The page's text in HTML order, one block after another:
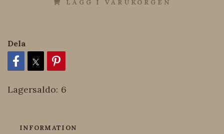
LÄGG I VARUKORGEN
Dela
Lagersaldo: 6
INFORMATION